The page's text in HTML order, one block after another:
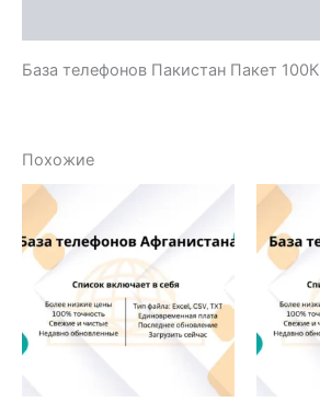
База телефонов Пакистан Пакет 100К
Похожие